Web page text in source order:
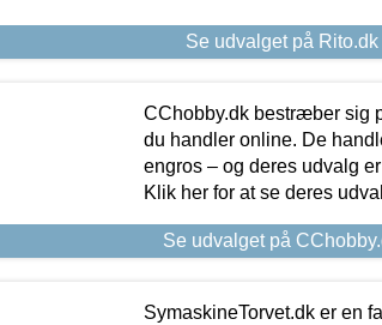
Se udvalget på Rito.dk
CChobby.dk bestræber sig
du handler online. De
engros – og deres udvalg
Klik her for at se deres
Se udvalget på
SymaskineTorvet.dk er en